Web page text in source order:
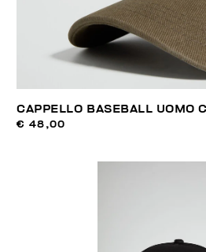
CAPPELLO BASEBALL UOMO
€ 48,00